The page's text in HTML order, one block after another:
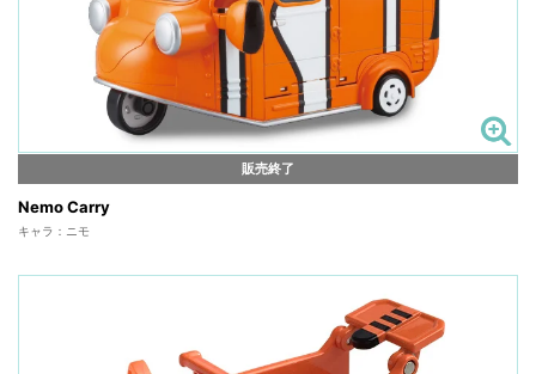
販売終了
Nemo Carry
キャラ：ニモ